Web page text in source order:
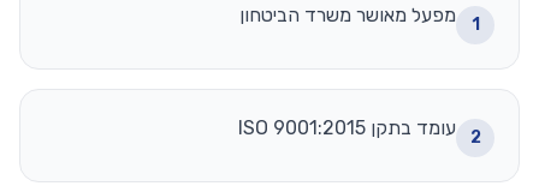
1 מפעל מאושר משרד הביטחון
2 עומד בתקן ISO 9001:2015